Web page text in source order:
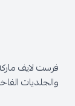
فرست لايف
والجلديات